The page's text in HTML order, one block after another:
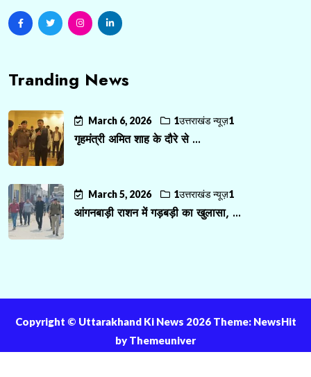
Tranding News
March 6, 2026 1उत्तराखंड न्यूज़1
गृहमंत्री अमित शाह के दौरे से ...
March 5, 2026 1उत्तराखंड न्यूज़1
आंगनबाड़ी राशन में गड़बड़ी का खुलासा, ...
Copyright ©️ Uttarakhand Ki News 2026 Theme: NewsHit
by Themeuniver